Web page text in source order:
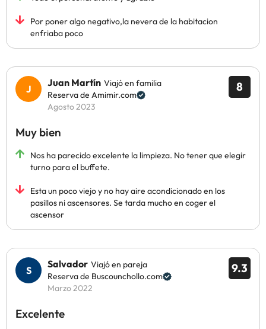
Por poner algo negativo,la nevera de la habitacion
enfriaba poco
8
Juan Martín Viajó en familia
Reserva de Amimir.com
Agosto 2023
Muy bien
Nos ha parecido excelente la limpieza. No tener que elegir
turno para el buffete.
Esta un poco viejo y no hay aire acondicionado en los
pasillos ni ascensores. Se tarda mucho en coger el
ascensor
9.3
Salvador Viajó en pareja
Reserva de Buscounchollo.com
Marzo 2022
Excelente